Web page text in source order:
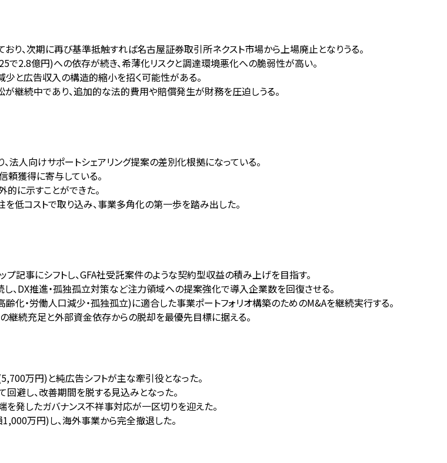
り、次期に再び基準抵触すれば名古屋証券取引所ネクスト市場から上場廃止となりうる。
で2.8億円)への依存が続き、希薄化リスクと調達環境悪化への脆弱性が高い。
と広告収入の構造的縮小を招く可能性がある。
継続中であり、追加的な法的費用や賠償発生が財務を圧迫しうる。
人向けサポートシェアリング提案の差別化根拠になっている。
頼獲得に寄与している。
に示すことができた。
低コストで取り込み、事業多角化の第一歩を踏み出した。
記事にシフトし、GFA社受託案件のような契約型収益の積み上げを目指す。
、DX推進・孤独孤立対策など注力領域への提案強化で導入企業数を回復させる。
化・労働人口減少・孤独孤立)に適合した事業ポートフォリオ構築のためのM&Aを継続実行する。
続充足と外部資金依存からの脱却を最優先目標に据える。
万円)と純広告シフトが主な牽引役となった。
避し、改善期間を脱する見込みとなった。
発したガバナンス不祥事対応が一区切りを迎えた。
万円)し、海外事業から完全撤退した。